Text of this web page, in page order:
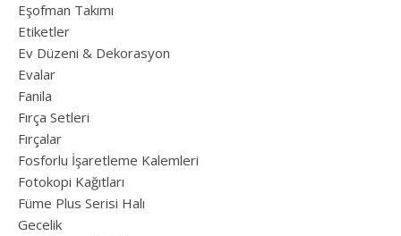
Eşofman Takımı
Etiketler
Ev Düzeni & Dekorasyon
Evalar
Fanila
Fırça Setleri
Fırçalar
Fosforlu İşaretleme Kalemleri
Fotokopi Kağıtları
Füme Plus Serisi Halı
Gecelik